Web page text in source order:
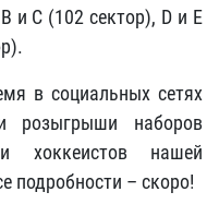
и C (102 сектор), D и E
в социальных сетях
розыгрыши наборов
хоккеистов нашей
подробности – скоро!